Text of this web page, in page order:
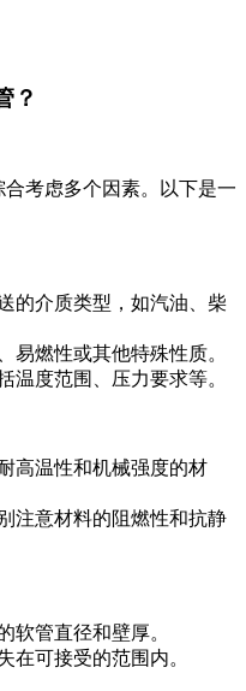
？
考虑多个因素。以下是一
的介质类型，如汽油、柴
燃性或其他特殊性质。
度范围、压力要求等。
高温性和机械强度的材
注意材料的阻燃性和抗静
管直径和壁厚。
可接受的范围内。